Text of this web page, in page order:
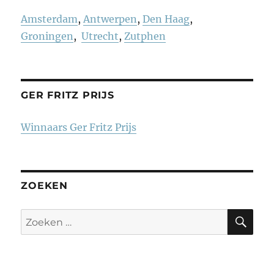
Amsterdam,Antwerpen,Den Haag,
Groningen,Utrecht,Zutphen
GER FRITZ PRIJS
Winnaars Ger Fritz Prijs
ZOEKEN
Zoeken
naar: